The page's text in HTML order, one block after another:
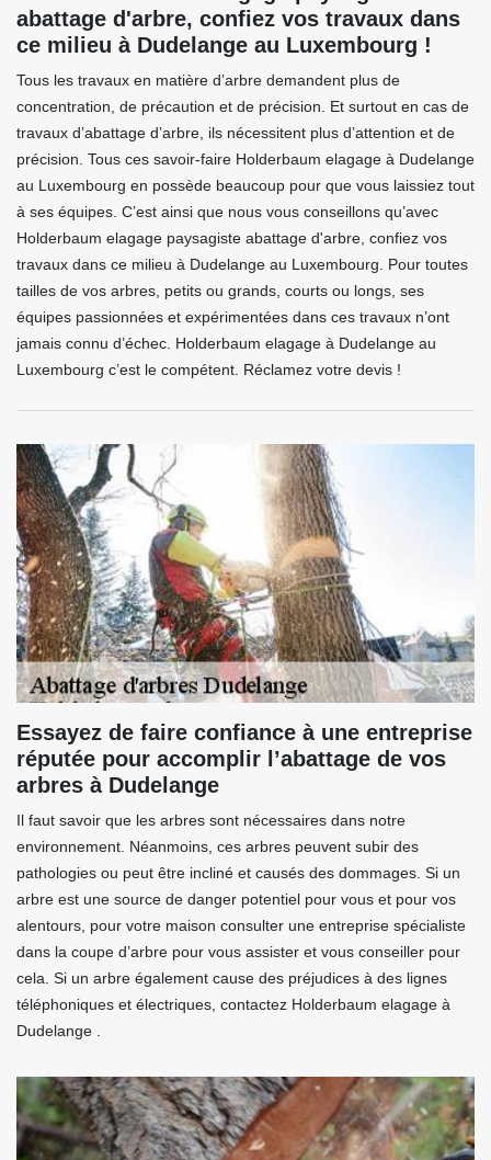
abattage d'arbre, confiez vos travaux dans
ce milieu à Dudelange au Luxembourg !
Tous les travaux en matière d’arbre demandent plus de
concentration, de précaution et de précision. Et surtout en cas de
travaux d’abattage d’arbre, ils nécessitent plus d’attention et de
précision. Tous ces savoir-faire Holderbaum elagage à Dudelange
au Luxembourg en possède beaucoup pour que vous laissiez tout
à ses équipes. C’est ainsi que nous vous conseillons qu’avec
Holderbaum elagage paysagiste abattage d'arbre, confiez vos
travaux dans ce milieu à Dudelange au Luxembourg. Pour toutes
tailles de vos arbres, petits ou grands, courts ou longs, ses
équipes passionnées et expérimentées dans ces travaux n’ont
jamais connu d’échec. Holderbaum elagage à Dudelange au
Luxembourg c’est le compétent. Réclamez votre devis !
Essayez de faire confiance à une entreprise
réputée pour accomplir l’abattage de vos
arbres à Dudelange
Il faut savoir que les arbres sont nécessaires dans notre
environnement. Néanmoins, ces arbres peuvent subir des
pathologies ou peut être incliné et causés des dommages. Si un
arbre est une source de danger potentiel pour vous et pour vos
alentours, pour votre maison consulter une entreprise spécialiste
dans la coupe d’arbre pour vous assister et vous conseiller pour
cela. Si un arbre également cause des préjudices à des lignes
téléphoniques et électriques, contactez Holderbaum elagage à
Dudelange .